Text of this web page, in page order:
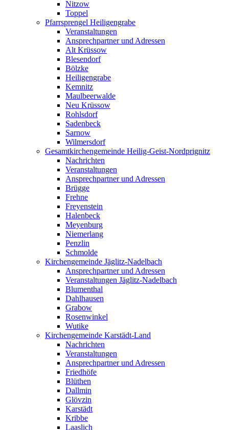
Nitzow
Toppel
Pfarrsprengel Heiligengrabe
Veranstaltungen
Ansprechpartner und Adressen
Alt Krüssow
Blesendorf
Bölzke
Heiligengrabe
Kemnitz
Maulbeerwalde
Neu Krüssow
Rohlsdorf
Sadenbeck
Sarnow
Wilmersdorf
Gesamtkirchengemeinde Heilig-Geist-Nordprignitz
Nachrichten
Veranstaltungen
Ansprechpartner und Adressen
Brügge
Frehne
Freyenstein
Halenbeck
Meyenburg
Niemerlang
Penzlin
Schmolde
Kirchengemeinde Jäglitz-Nadelbach
Ansprechpartner und Adressen
Veranstaltungen Jäglitz-Nadelbach
Blumenthal
Dahlhausen
Grabow
Rosenwinkel
Wutike
Kirchengemeinde Karstädt-Land
Nachrichten
Veranstaltungen
Ansprechpartner und Adressen
Friedhöfe
Blüthen
Dallmin
Glövzin
Karstädt
Kribbe
Laaslich